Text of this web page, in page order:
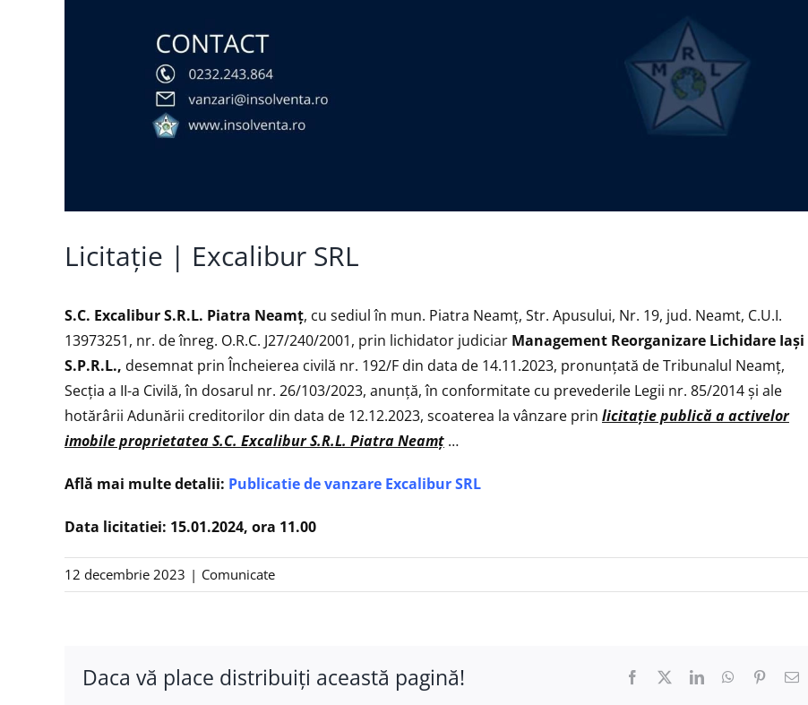
Licitație | Excalibur SRL
S.C. Excalibur S.R.L. Piatra Neamţ, cu sediul în mun. Piatra Neamț, Str. Apusului, Nr. 19, jud. Neamt, C.U.I.
13973251, nr. de înreg. O.R.C. J27/240/2001, prin lichidator judiciar Management Reorganizare Lichidare Iaşi
S.P.R.L., desemnat prin Încheierea civilă nr. 192/F din data de 14.11.2023, pronunţată de Tribunalul Neamț,
Secţia a II-a Civilă, în dosarul nr. 26/103/2023, anunţă, în conformitate cu prevederile Legii nr. 85/2014 şi ale
hotărârii Adunării creditorilor din data de 12.12.2023, scoaterea la vânzare prin licitaţie publicăa activelor
imobile proprietatea S.C. Excalibur S.R.L. Piatra Neamţ …
Află mai multe detalii: Publicatie de vanzare Excalibur SRL
Data licitatiei: 15.01.2024, ora 11.00
12 decembrie 2023 | Comunicate
Daca vă place distribuiţi această pagină! Facebook LinkedInWhatsApp
Pinterest
E-